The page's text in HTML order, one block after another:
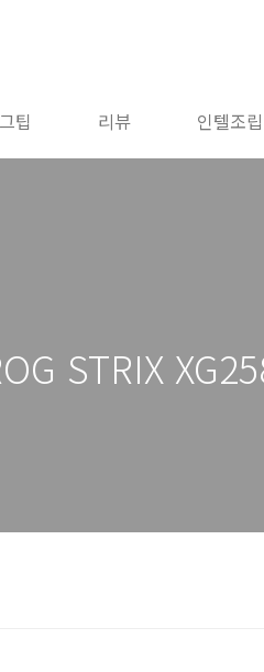
팁 리뷰 인텔조립
STRIX